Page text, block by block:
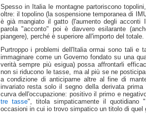
Spesso in Italia le montagne partoriscono
oltre: il topolino (la sospensione temporanea di
è già mangiato il gatto (l'aumento degli acconti
parola "acconto" poi è davvero esilarante
piangere), perché è superiore all'importo del totale.
Purtroppo i problemi dell'Italia ormai sono tali e
immaginare come un Governo fondato su una
verità sempre più esigua) possa affrontarli
non si riducono le tasse, ma al più se ne
a condizione di anticiparne altre al fine di
invariato resta solo il segno della derivata
curva dell'occupazione: positivo il primo e
tre tasse", titola simpaticamente il quotidiano
occasioni in cui io trovo simpatico un titolo di quel